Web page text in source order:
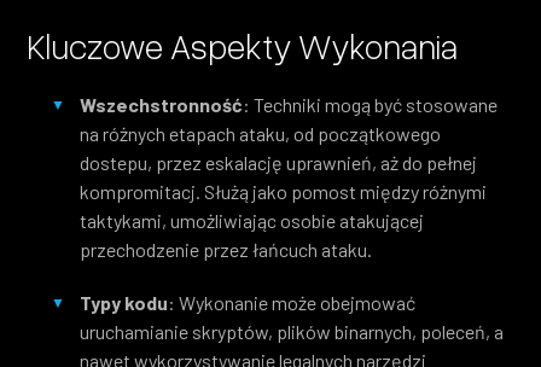
Kluczowe Aspekty Wykonania
Wszechstronność: Techniki mogą być stosowane
na różnych etapach ataku, od początkowego
dostepu, przez eskalację uprawnień, aż do pełnej
kompromitacj. Służą jako pomost między różnymi
taktykami, umożliwiając osobie atakującej
przechodzenie przez łańcuch ataku.
Typy kodu: Wykonanie może obejmować
uruchamianie skryptów, plików binarnych, poleceń, a
nawet wykorzystywanie legalnych narzędzi